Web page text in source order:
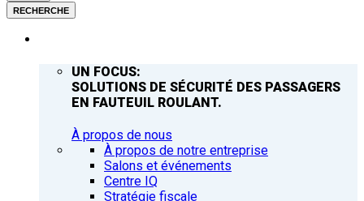
RECHERCHE
UN FOCUS:
SOLUTIONS DE SÉCURITÉ DES PASSAGERS
EN FAUTEUIL ROULANT.
À propos de nous
À propos de notre entreprise
Salons et événements
Centre IQ
Stratégie fiscale